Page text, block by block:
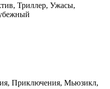
Триллер, Ужасы,
Приключения, Мьюзикл,